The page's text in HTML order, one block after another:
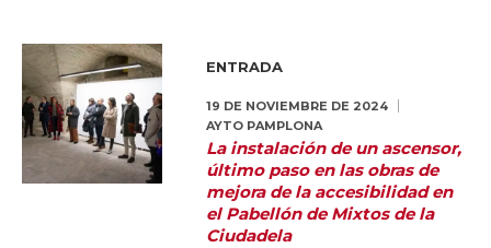
ENTRADA
19 DE NOVIEMBRE DE 2024
AYTO PAMPLONA
La instalación de un ascensor,
último paso en las obras de
mejora de la accesibilidad en
el Pabellón de Mixtos de la
Ciudadela